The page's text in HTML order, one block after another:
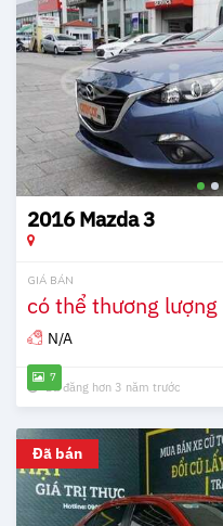
7
2016 Mazda 3
GIÁ BÁN
có thể thương lượng
N/A
Đã đăng hơn 3 năm trước
Đã bán